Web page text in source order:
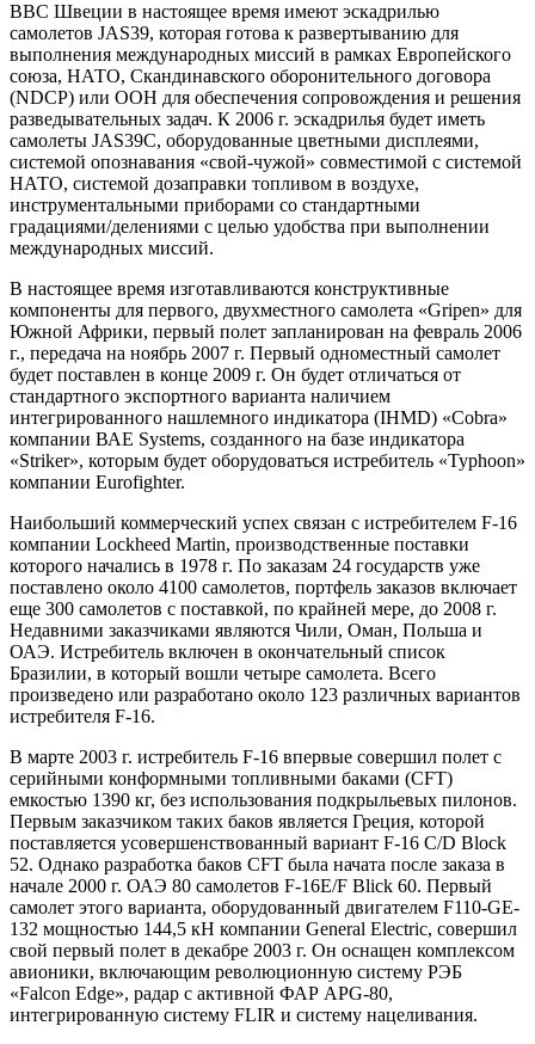
ВВС Швеции в настоящее время имеют эскадрилью
самолетов JAS39, которая готова к развертыванию для
выполнения международных миссий в рамках Европейского
союза, НАТО, Скандинавского оборонительного договора
(NDCP) или ООН для обеспечения сопровождения и решения
разведывательных задач. К 2006 г. эскадрилья будет иметь
самолеты JAS39C, оборудованные цветными дисплеями,
системой опознавания «свой-чужой» совместимой с системой
НАТО, системой дозаправки топливом в воздухе,
инструментальными приборами со стандартными
градациями/делениями с целью удобства при выполнении
международных миссий.
В настоящее время изготавливаются конструктивные
компоненты для первого, двухместного самолета «Gripen» для
Южной Африки, первый полет запланирован на февраль 2006
г., передача на ноябрь 2007 г. Первый одноместный самолет
будет поставлен в конце 2009 г. Он будет отличаться от
стандартного экспортного варианта наличием
интегрированного нашлемного индикатора (IHMD) «Cobra»
компании ВАЕ Systems, созданного на базе индикатора
«Striker», которым будет оборудоваться истребитель «Typhoon»
компании Eurofighter.
Наибольший коммерческий успех связан с истребителем F-16
компании Lockheed Martin, производственные поставки
которого начались в 1978 г. По заказам 24 государств уже
поставлено около 4100 самолетов, портфель заказов включает
еще 300 самолетов с поставкой, по крайней мере, до 2008 г.
Недавними заказчиками являются Чили, Оман, Польша и
ОАЭ. Истребитель включен в окончательный список
Бразилии, в который вошли четыре самолета. Всего
произведено или разработано около 123 различных вариантов
истребителя F-16.
В марте 2003 г. истребитель F-16 впервые совершил полет с
серийными конформными топливными баками (CFT)
емкостью 1390 кг, без использования подкрыльевых пилонов.
Первым заказчиком таких баков является Греция, которой
поставляется усовершенствованный вариант F-16 C/D Block
52. Однако разработка баков CFT была начата после заказа в
начале 2000 г. ОАЭ 80 самолетов F-16E/F Blick 60. Первый
самолет этого варианта, оборудованный двигателем F110-GE-
132 мощностью 144,5 кН компании General Electric, совершил
свой первый полет в декабре 2003 г. Он оснащен комплексом
авионики, включающим революционную систему РЭБ
«Falcon Edge», радар с активной ФАР APG-80,
интегрированную систему FLIR и систему нацеливания.